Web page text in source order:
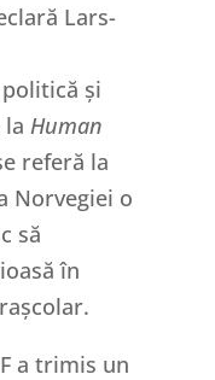
Lars-
și
Human
referă la
Norvegiei o
să
în
a trimis un